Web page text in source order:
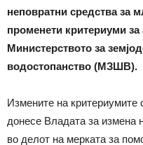
неповратни средства за
променети критериуми
Министерството за
водостопанство (МЗШВ).
Измените на критериумите
донесе Владата за измена
во делот на мерката за